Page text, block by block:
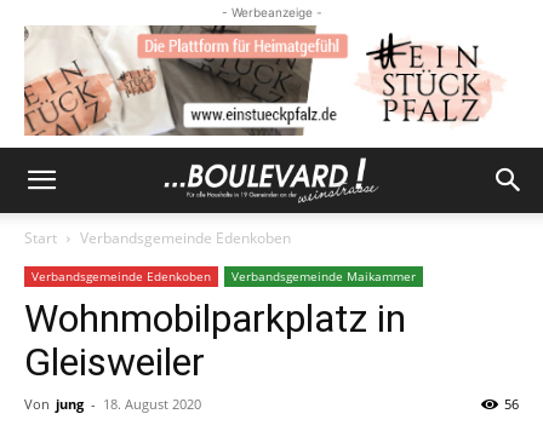
- Werbeanzeige -
Start Verbandsgemeinde Edenkoben
Verbandsgemeinde Edenkoben Verbandsgemeinde Maikammer
Wohnmobilparkplatz in
Gleisweiler
Von jung - 18. August 2020 56